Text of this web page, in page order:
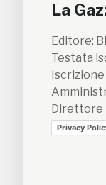
La
Editore:
Testata
Iscrizione
Direttore
Privacy